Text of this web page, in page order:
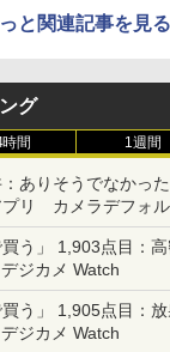
と関連記事を見る
グ
間 1週間
ありそうでなかった
リ カメラデフォル
う」 1,903点目：
ジカメ Watch
う」 1,905点目：
ジカメ Watch